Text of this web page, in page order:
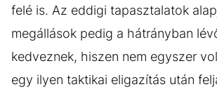
felé is. Az eddigi tapasztalatok
megállások pedig a hátrányban
kedveznek, hiszen nem egyszer
egy ilyen taktikai eligazítás után